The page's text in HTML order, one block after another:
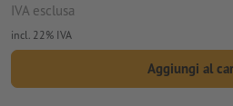
IVA esclusa
incl. 22% IVA
Aggiungi al